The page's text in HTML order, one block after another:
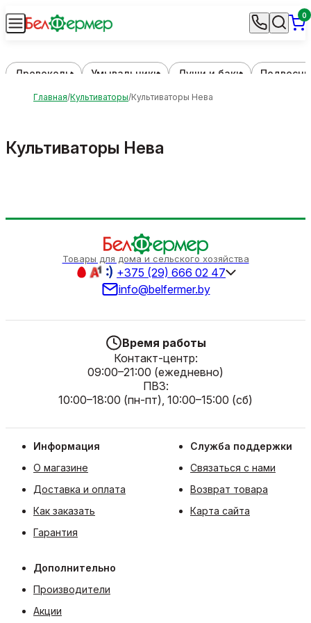
0
Дровоколы Умывальники Души и баки
Главная Культиваторы Культиваторы Нева
Культиваторы Нева
Товары для дома и сельского хозяйства
+375 (29) 666 02 47
info@belfermer.by
Время работы
Контакт-центр:
09:00–21:00 (ежедневно)
ПВЗ:
10:00–18:00 (пн-пт), 10:00–15:00 (сб)
Информация
О магазине
Доставка и оплата
Как заказать
Гарантия
Служба поддержки
Связаться с нами
Возврат товара
Карта сайта
Дополнительно
Производители
Акции